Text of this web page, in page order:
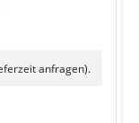
anfragen).